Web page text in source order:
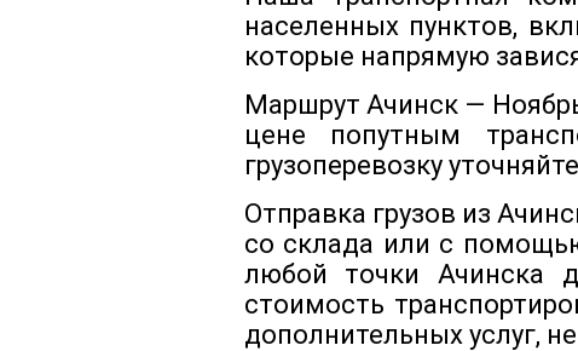
населенных пунктов,
которые напрямую
Маршрут Ачинск —
цене попутным
грузоперевозку
Отправка грузов из
со склада или с
любой точки Ачинска
стоимость
дополнительных услуг,